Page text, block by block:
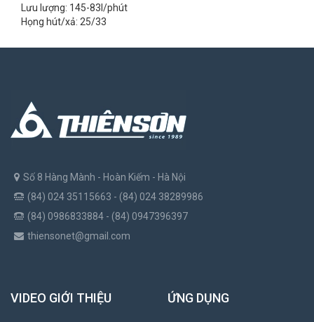
Lưu lượng: 145-83l/phút
Họng hút/xả: 25/33
Số 8 Hàng Mành - Hoàn Kiếm - Hà Nội
(84) 024 35115663 - (84) 024 38289986
(84) 0986833884 - (84) 0947396397
thiensonet@gmail.com
VIDEO GIỚI THIỆU ỨNG DỤNG